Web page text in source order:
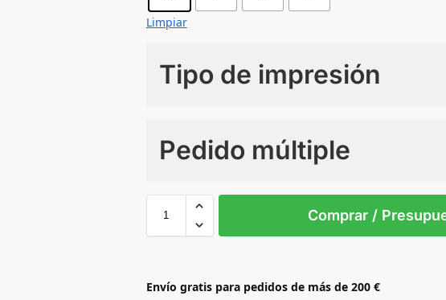
Limpiar
Tipo de impresión
Pedido múltiple
Black
Comprar /
Envío gratis para pedidos de más de 200 €